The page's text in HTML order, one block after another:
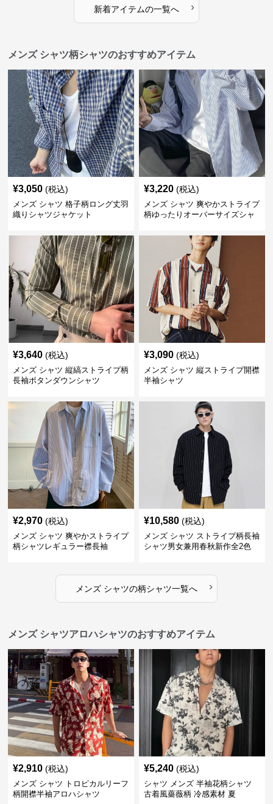
新着アイテムの一覧へ ›
メンズ シャツ柄シャツのおすすめアイテム
¥3,050 (税込)
メンズ シャツ 格子柄ロング丈羽
織りシャツジャケット
¥3,220 (税込)
メンズ シャツ 爽やかストライプ
柄ゆったりオーバーサイズシャ
¥3,640 (税込)
メンズ シャツ 縦縞ストライプ柄
長袖ボタンダウンシャツ
¥3,090 (税込)
メンズ シャツ 縦ストライプ開襟
半袖シャツ
¥2,970 (税込)
メンズ シャツ 爽やかストライプ
柄シャツレギュラー襟長袖
¥10,580 (税込)
メンズ シャツ ストライプ柄長袖
シャツ男女兼用春秋新作全2色
メンズ シャツの柄シャツ一覧へ ›
メンズ シャツアロハシャツのおすすめアイテム
¥2,910 (税込)
メンズ シャツ トロピカルリーフ
柄開襟半袖アロハシャツ
¥5,240 (税込)
シャツ メンズ 半袖花柄シャツ
古着風薔薇柄 冷感素材 夏